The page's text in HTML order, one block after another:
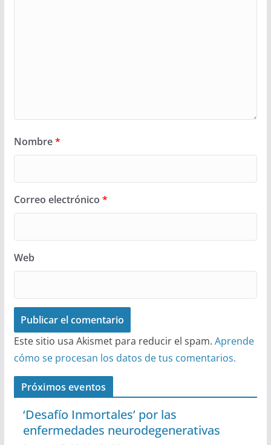
Nombre*
Correo electrónico *
Web
Este sitio usa Akismet para reducir el spam. Aprende
cómo se procesan los datos de tus comentarios.
Próximos eventos
‘Desafío Inmortales’ por las
enfermedades neurodegenerativas